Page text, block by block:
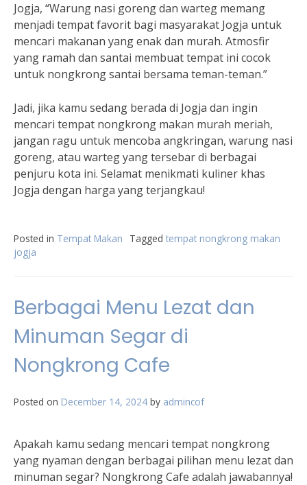
Jogja, “Warung nasi goreng dan warteg memang
menjadi tempat favorit bagi masyarakat Jogja untuk
mencari makanan yang enak dan murah. Atmosfir
yang ramah dan santai membuat tempat ini cocok
untuk nongkrong santai bersama teman-teman.”
Jadi, jika kamu sedang berada di Jogja dan ingin
mencari tempat nongkrong makan murah meriah,
jangan ragu untuk mencoba angkringan, warung nasi
goreng, atau warteg yang tersebar di berbagai
penjuru kota ini. Selamat menikmati kuliner khas
Jogja dengan harga yang terjangkau!
Posted in Tempat Makan Tagged tempat nongkrong makan
jogja
Berbagai Menu Lezat dan
Minuman Segar di
Nongkrong Cafe
Posted on December 14, 2024 by admincof
Apakah kamu sedang mencari tempat nongkrong
yang nyaman dengan berbagai pilihan menu lezat dan
minuman segar? Nongkrong Cafe adalah jawabannya!